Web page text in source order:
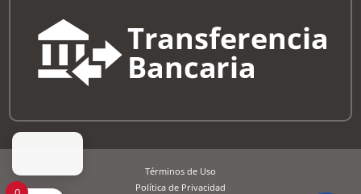
Términos de Uso
Política de Privacidad